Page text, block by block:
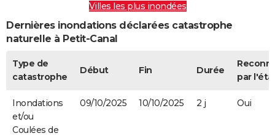
Villes les plus inondées
Dernières inondations déclarées catastrophe
naturelle à Petit-Canal
Type de
catastrophe
Début Fin Durée
par
Inondations
et/ou
Coulées de
09/10/2025 10/10/2025 2 j Oui